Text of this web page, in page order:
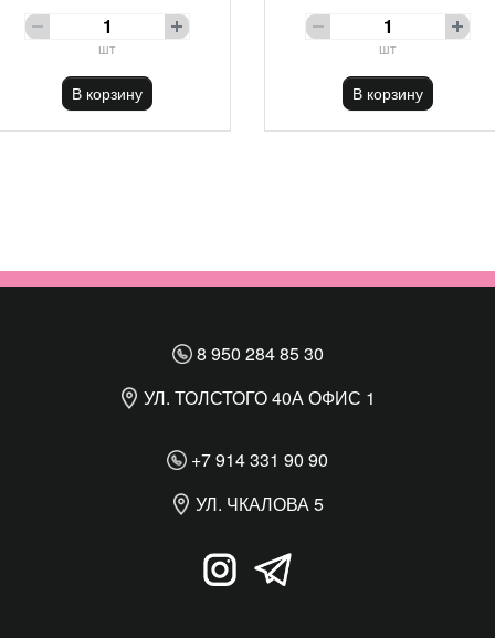
шт
В корзину
шт
В корзину
8 950 284 85 30
УЛ. ТОЛСТОГО 40А ОФИС 1
+7 914 331 90 90
УЛ. ЧКАЛОВА 5